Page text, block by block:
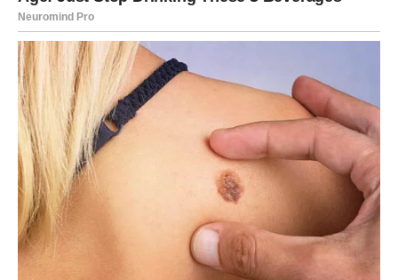
Sve ono što je dugo bilo nejasno sada konačno postaje
jasno.
Sudbina vam pokazuje pravi put
Pred vama su veoma važni trenuci.
DJEVICA
Djevice konačno prestaju ignorisati ono što im intuicija